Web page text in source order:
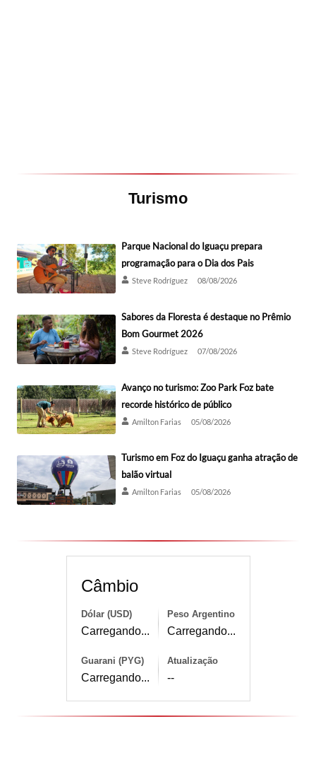
Turismo
Parque Nacional do Iguaçu prepara
programação para o Dia dos Pais
Steve Rodríguez 08/08/2026
Sabores da Floresta é destaque no Prêmio
Bom Gourmet 2026
Steve Rodríguez 07/08/2026
Avanço no turismo: Zoo Park Foz bate
recorde histórico de público
Amilton Farias 05/08/2026
Turismo em Foz do Iguaçu ganha atração de
balão virtual
Amilton Farias 05/08/2026
Câmbio
Dólar (USD)
Carregando...
Peso Argentino
Carregando...
Guarani (PYG)
Carregando...
Atualização
--